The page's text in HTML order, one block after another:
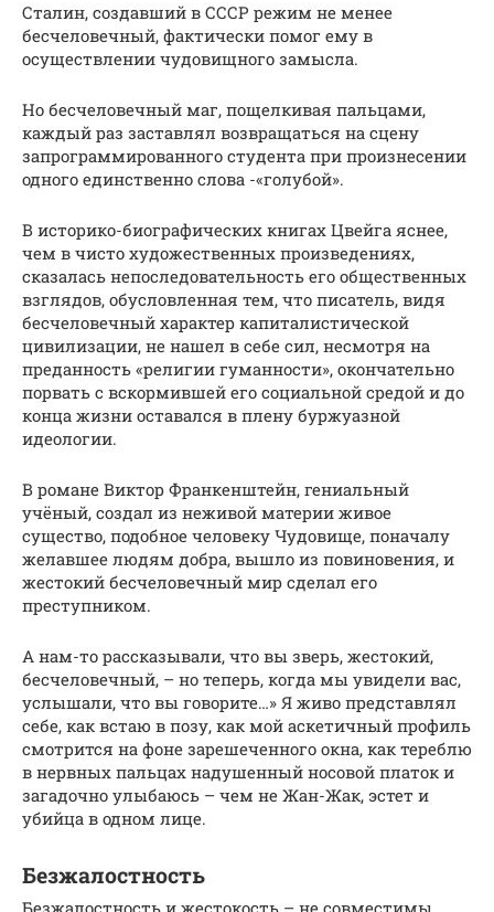
Сталин, создавший в СССР режим не менее
бесчеловечный, фактически помог ему в
осуществлении чудовищного замысла.
Но бесчеловечный маг, пощелкивая пальцами,
каждый раз заставлял возвращаться на сцену
запрограммированного студента при произнесении
одного единственно слова -«голубой».
В историко-биографических книгах Цвейга яснее,
чем в чисто художественных произведениях,
сказалась непоследовательность его общественных
взглядов, обусловленная тем, что писатель, видя
бесчеловечный характер капиталистической
цивилизации, не нашел в себе сил, несмотря на
преданность «религии гуманности», окончательно
порвать с вскормившей его социальной средой и до
конца жизни оставался в плену буржуазной
идеологии.
В романе Виктор Франкенштейн, гениальный
учёный, создал из неживой материи живое
существо, подобное человеку Чудовище, поначалу
желавшее людям добра, вышло из повиновения, и
жестокий бесчеловечный мир сделал его
преступником.
А нам-то рассказывали, что вы зверь, жестокий,
бесчеловечный, – но теперь, когда мы увидели вас,
услышали, что вы говорите…» Я живо представлял
себе, как встаю в позу, как мой аскетичный профиль
смотрится на фоне зарешеченного окна, как тереблю
в нервных пальцах надушенный носовой платок и
загадочно улыбаюсь – чем не Жан-Жак, эстет и
убийца в одном лице.
Безжалостность